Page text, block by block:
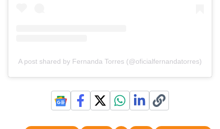
A post shared by Fernanda Torres (@oficialfernandatorres)